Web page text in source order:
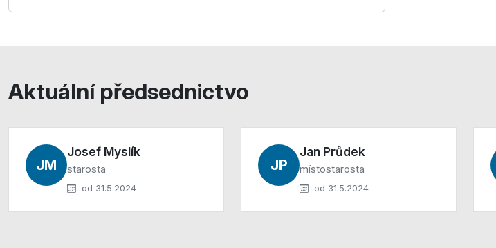
Aktuální předsednictvo
JM
Josef Myslík
starosta
od 31.5.2024
JP
Jan Průdek
místostarosta
od 31.5.2024